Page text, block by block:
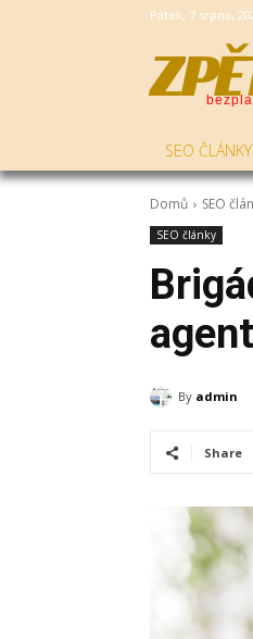
Pátek, 7 srpna,
SEO ČLÁNKY
Domů SEO
SEO články
By admin
Share